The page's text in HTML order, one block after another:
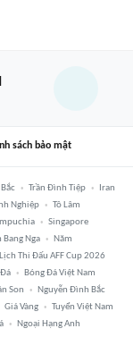
sách bảo mật
Trần Đình Tiệp
Iran
Nghiệp
Tô Lâm
Singapore
Bang Nga
Năm
Lịch Thi Đấu AFF Cup 2026
Bóng Đá Việt Nam
Son
Nguyễn Đình Bắc
Giá Vàng
Tuyển Việt Nam
Ngoại Hạng Anh